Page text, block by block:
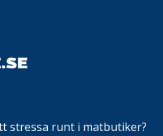
stressa runt i matbutiker?